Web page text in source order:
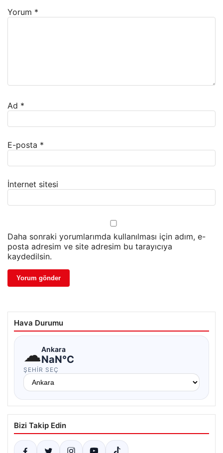
Yorum *
Ad *
E-posta *
İnternet sitesi
Daha sonraki yorumlarımda kullanılması için adım, e-
posta adresim ve site adresim bu tarayıcıya
kaydedilsin.
Hava Durumu
☁Ankara
NaN°C
ŞEHIR SEÇ
Bizi Takip Edin